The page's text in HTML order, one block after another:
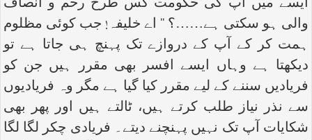
ایسے میں آپ کی حکومت کس طرح رحم و انصاف
والی ہو سکتی ہے……؟ ‘‘ اے خلیفہ! جب کوئی مظلوم
ہمت کر کے آپ کے دروازے تک پہنچ ہی جاتا ہے تو
دیکھتا ہے وہاں ایسے افسر بھی مقرر ہیں جن کو
فریادیں سننے کے لیے مقرر کیا گیا ہے مگر وہ فریادیوں
سے نذر نیاز طلب کرتے ہیں، ٹالتے ہیں اور پھر بھی
شکایات آپ تک نہیں پہنچنے دیتے۔ فریادی چکر لگا لگا